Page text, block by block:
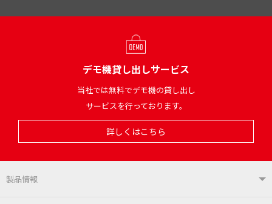
デモ機貸し出しサービス
当社では無料でデモ機の貸し出し
サービスを行っております。
詳しくはこちら
製品情報